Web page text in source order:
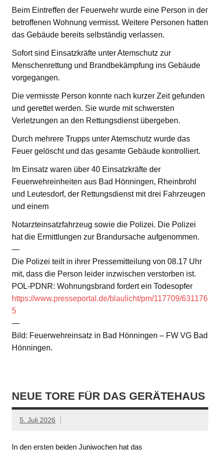
Beim Eintreffen der Feuerwehr wurde eine Person in der
betroffenen Wohnung vermisst. Weitere Personen hatten
das Gebäude bereits selbständig verlassen.
Sofort sind Einsatzkräfte unter Atemschutz zur
Menschenrettung und Brandbekämpfung ins Gebäude
vorgegangen.
Die vermisste Person konnte nach kurzer Zeit gefunden
und gerettet werden. Sie wurde mit schwersten
Verletzungen an den Rettungsdienst übergeben.
Durch mehrere Trupps unter Atemschutz wurde das
Feuer gelöscht und das gesamte Gebäude kontrolliert.
Im Einsatz waren über 40 Einsatzkräfte der
Feuerwehreinheiten aus Bad Hönningen, Rheinbrohl
und Leutesdorf, der Rettungsdienst mit drei Fahrzeugen
und einem
Notarzteinsatzfahrzeug sowie die Polizei. Die Polizei
hat die Ermittlungen zur Brandursache aufgenommen.
—
Die Polizei teilt in ihrer Pressemitteilung von 08.17 Uhr
mit, dass die Person leider inzwischen verstorben ist.
POL-PDNR: Wohnungsbrand fordert ein Todesopfer
https://www.presseportal.de/blaulicht/pm/117709/631176
5
—
Bild: Feuerwehreinsatz in Bad Hönningen – FW VG Bad
Hönningen.
NEUE TORE FÜR DAS GERÄTEHAUS
5. Juli 2026
In den ersten beiden Juniwochen hat das